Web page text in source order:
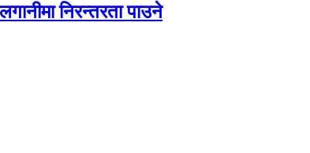
निरन्तरता पाउने